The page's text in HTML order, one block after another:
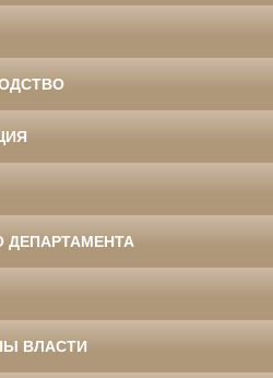
ДЕПАРТАМЕНТА
ВЛАСТИ